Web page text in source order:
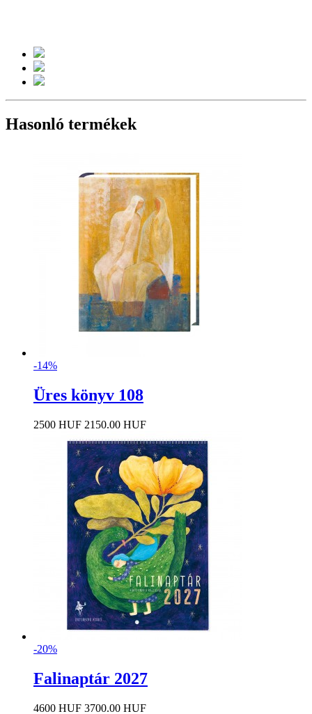
Hasonló termékek
-14%
Üres könyv 108
2500 HUF 2150.00 HUF
-20%
Falinaptár 2027
4600 HUF 3700.00 HUF